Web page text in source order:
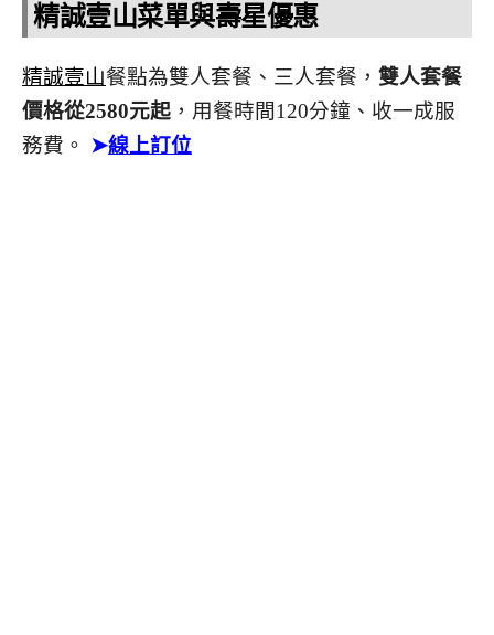
精誠壹山菜單與壽星優惠
精誠壹山餐點為雙人套餐、三人套餐， 雙人套餐
價格從2580元起 ，用餐時間120分鐘、收一成服
務費。
➤線上訂位